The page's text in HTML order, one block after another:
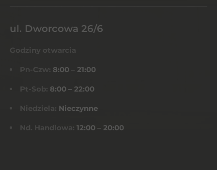
ul. Dworcowa 26/6
Godziny otwarcia
Pn-Czw: 8:00 – 21:00
Pt-Sob: 8:00 – 22:00
Niedziela: Nieczynne
Nd. Handlowa: 12:00 – 20:00